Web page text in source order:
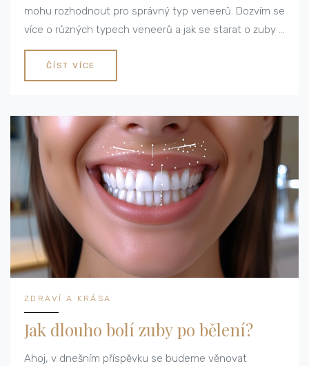
mohu rozhodnout pro správný typ veneerů. Dozvím se
více o různých typech veneerů a jak se starat o zuby s
veneery. Je to perfektní průvodce pro všechny, kdo
uvažují o veneerech.
ČÍST VÍCE
ZDRAVÍ A KRÁSA
Jak dlouho bolí zuby po bělení?
Ahoj, v dnešním příspěvku se budeme věnovat